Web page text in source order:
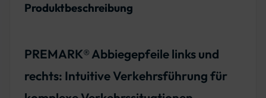
Produktbeschreibung
PREMARK® Abbiegepfeile links und
rechts: Intuitive Verkehrsführung für